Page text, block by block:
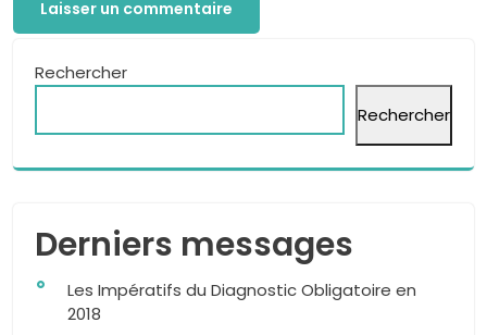
Rechercher
Rechercher
Derniers messages
Les Impératifs du Diagnostic Obligatoire en
2018